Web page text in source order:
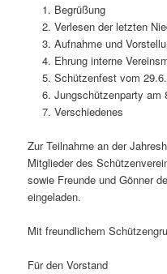
Begrüßung
Verlesen der letzten
Aufnahme und
Ehrung interne
Schützenfest vom
Jungschützenparty am
Verschiedenes
Zur Teilnahme an der
Mitglieder des
sowie Freunde und Gönner
eingeladen.
Mit freundlichem
Für den Vorstand